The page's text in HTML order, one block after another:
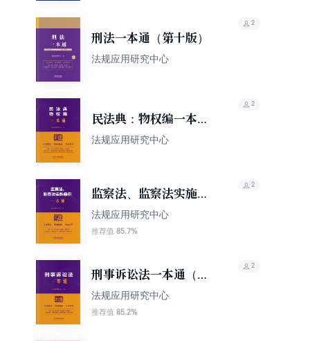
刑法一本通（第十版）
法规应用研究中心
2
民法典：物权编一本通
（第10版）
法规应用研究中心
2
监察法、监察法实施条
例一本通（第10版）
法规应用研究中心
推荐值 85.7%
2
刑事诉讼法一本通（第
10版）
法规应用研究中心
推荐值 85.2%
2